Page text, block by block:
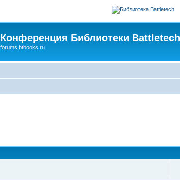
Конференция Библиотеки Battletech
forums.btbooks.ru